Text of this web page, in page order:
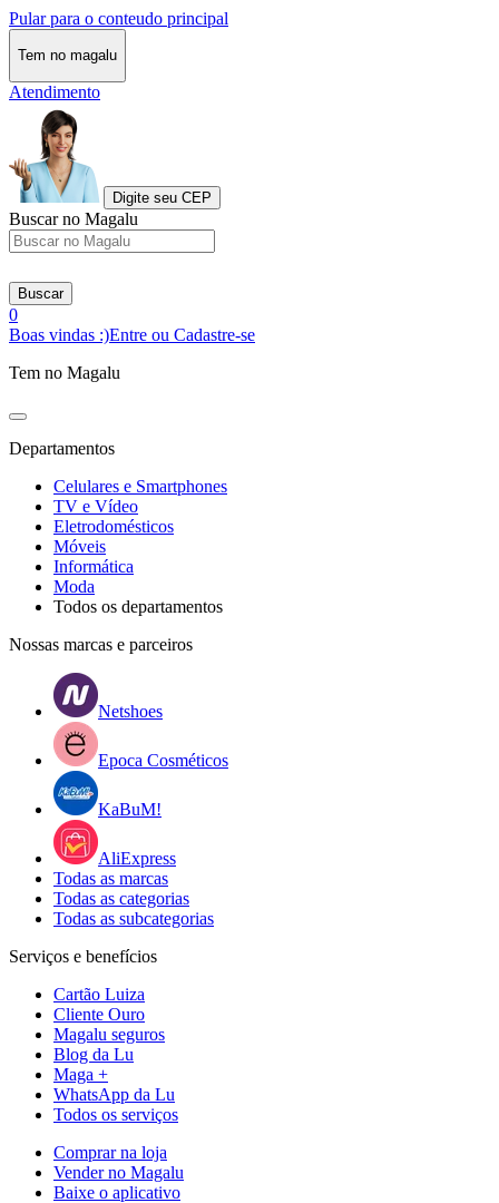
Pular para o conteudo principal
Tem no magalu
Atendimento
Digite seu CEP
Buscar no Magalu
Buscar
0
Boas vindas :)Entre ou Cadastre-se
Tem no Magalu
Departamentos
Celulares e Smartphones
TV e Vídeo
Eletrodomésticos
Móveis
Informática
Moda
Todos os departamentos
Nossas marcas e parceiros
Netshoes
Epoca Cosméticos
KaBuM!
AliExpress
Todas as marcas
Todas as categorias
Todas as subcategorias
Serviços e benefícios
Cartão Luiza
Cliente Ouro
Magalu seguros
Blog da Lu
Maga +
WhatsApp da Lu
Todos os serviços
Comprar na loja
Vender no Magalu
Baixe o aplicativo